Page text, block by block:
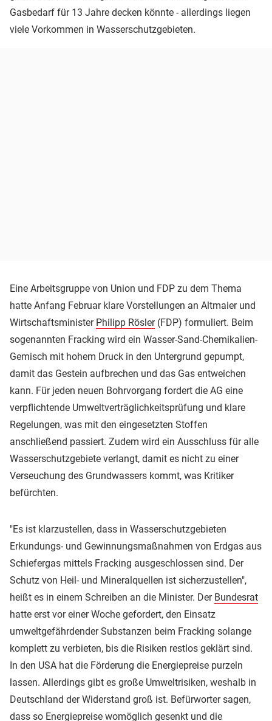
Gasbedarf für 13 Jahre decken könnte - allerdings liegen
viele Vorkommen in Wasserschutzgebieten.
Eine Arbeitsgruppe von Union und FDP zu dem Thema
hatte Anfang Februar klare Vorstellungen an Altmaier und
Wirtschaftsminister Philipp Rösler(FDP) formuliert. Beim
sogenannten Fracking wird ein Wasser-Sand-Chemikalien-
Gemisch mit hohem Druck in den Untergrund gepumpt,
damit das Gestein aufbrechen und das Gas entweichen
kann. Für jeden neuen Bohrvorgang fordert die AG eine
verpflichtende Umweltverträglichkeitsprüfung und klare
Regelungen, was mit den eingesetzten Stoffen
anschließend passiert. Zudem wird ein Ausschluss für alle
Wasserschutzgebiete verlangt, damit es nicht zu einer
Verseuchung des Grundwassers kommt, was Kritiker
befürchten.
"Es ist klarzustellen, dass in Wasserschutzgebieten
Erkundungs- und Gewinnungsmaßnahmen von Erdgas aus
Schiefergas mittels Fracking ausgeschlossen sind. Der
Schutz von Heil- und Mineralquellen ist sicherzustellen",
heißt es in einem Schreiben an die Minister. Der Bundesrat
hatte erst vor einer Woche gefordert, den Einsatz
umweltgefährdender Substanzen beim Fracking solange
komplett zu verbieten, bis die Risiken restlos geklärt sind.
In den USA hat die Förderung die Energiepreise purzeln
lassen. Allerdings gibt es große Umweltrisiken, weshalb in
Deutschland der Widerstand groß ist. Befürworter sagen,
dass so Energiepreise womöglich gesenkt und die